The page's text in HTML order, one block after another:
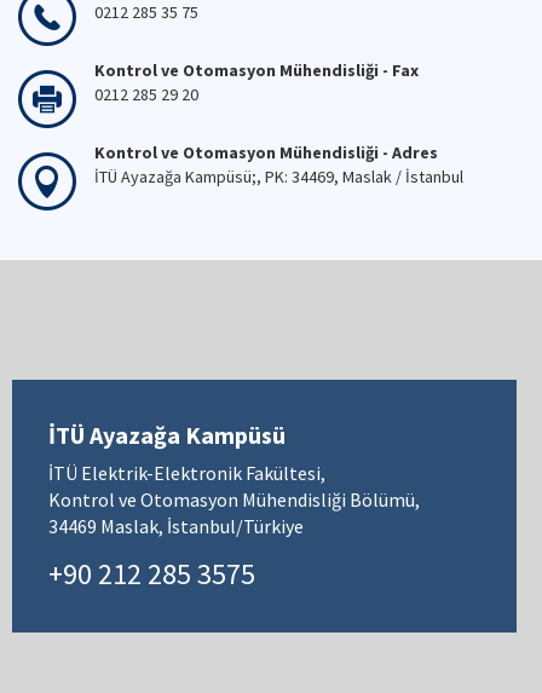
0212 285 35 75
Kontrol ve Otomasyon Mühendisliği - Fax
0212 285 29 20
Kontrol ve Otomasyon Mühendisliği - Adres
İTÜ Ayazağa Kampüsü;, PK: 34469, Maslak / İstanbul
İTÜ Ayazağa Kampüsü
İTÜ Elektrik-Elektronik Fakültesi,
Kontrol ve Otomasyon Mühendisliği Bölümü,
34469 Maslak, İstanbul/Türkiye
+90 212 285 3575